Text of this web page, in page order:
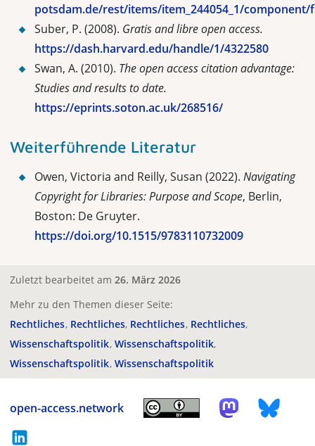
potsdam.de/rest/items/item_244054_1/component/
Suber, P. (2008). Gratis and libre open access.
https://dash.harvard.edu/handle/1/4322580
Swan, A. (2010). The open access citation advantage:
Studies and results to date.
https://eprints.soton.ac.uk/268516/
Weiterführende Literatur
Owen, Victoria and Reilly, Susan (2022). Navigating
Copyright for Libraries: Purpose and Scope, Berlin,
Boston: De Gruyter.
https://doi.org/10.1515/9783110732009
Zuletzt bearbeitet am 26. März 2026
Mehr zu den Themen dieser Seite:
Rechtliches Rechtliches Rechtliches Rechtliches
Wissenschaftspolitik Wissenschaftspolitik
Wissenschaftspolitik Wissenschaftspolitik
open-access.network